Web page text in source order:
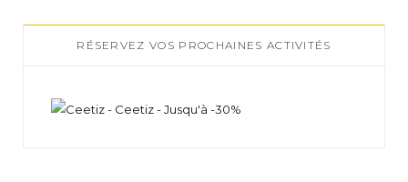
RÉSERVEZ VOS PROCHAINES ACTIVITÉS